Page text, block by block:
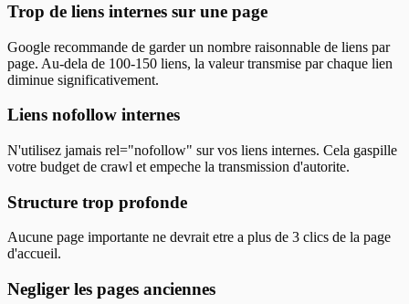
Trop de liens internes sur une page
Google recommande de garder un nombre raisonnable de liens par
page. Au-dela de 100-150 liens, la valeur transmise par chaque lien
diminue significativement.
Liens nofollow internes
N'utilisez jamais rel="nofollow" sur vos liens internes. Cela gaspille
votre budget de crawl et empeche la transmission d'autorite.
Structure trop profonde
Aucune page importante ne devrait etre a plus de 3 clics de la page
d'accueil.
Negliger les pages anciennes